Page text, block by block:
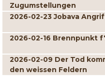
Zugumstellungen
2026-02-23 Jobava
2026-02-16 Brennpunkt
2026-02-09 Der Tod
den weissen Feldern